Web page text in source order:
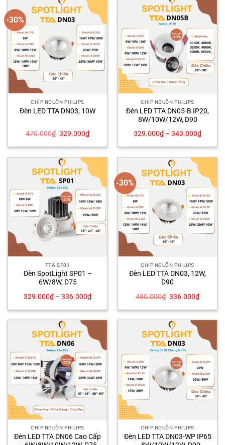
-30%
CHÍP NGUỒN PHILIPS
Đèn LED TTA DN03, 10W
470.000₫ Giá
là:
329.000₫Giá
hiện
tại
329.000₫.
CHÍP NGUỒN PHILIPS
Đèn LED TTA DN05-B IP20,
8W/10W/12W, D90
329.000₫– 343.000₫
TTA SP01
Đèn SpotLight SP01 –
6W/8W, D75
329.000₫– 336.000₫
-30%
CHÍP NGUỒN PHILIPS
Đèn LED TTA DN03, 12W,
D90
480.000₫ Giá
là:
336.000₫Giá
hiện
tại
CHÍP NGUỒN PHILIPS
Đèn LED TTA DN06 Cao Cấp
CHÍP NGUỒN PHILIPS
Đèn LED TTA DN03-WP IP65